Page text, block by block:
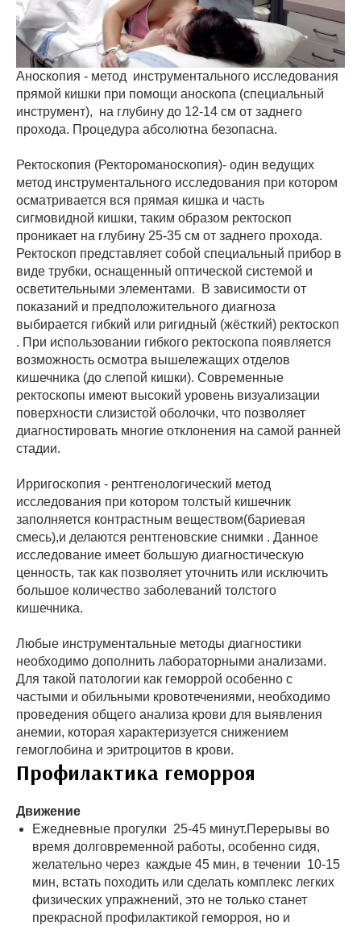
Аноскопия - метод инструментального исследования
прямой кишки при помощи аноскопа (специальный
инструмент), на глубину до 12-14 см от заднего
прохода. Процедура абсолютна безопасна.
Ректоскопия (Ректороманоскопия)- один ведущих
метод инструментального исследования при котором
осматривается вся прямая кишка и часть
сигмовидной кишки, таким образом ректоскоп
проникает на глубину 25-35 см от заднего прохода.
Ректоскоп представляет собой специальный прибор в
виде трубки, оснащенный оптической системой и
осветительными элементами. В зависимости от
показаний и предположительного диагноза
выбирается гибкий или ригидный (жёсткий) ректоскоп
. При использовании гибкого ректоскопа появляется
возможность осмотра вышележащих отделов
кишечника (до слепой кишки). Современные
ректоскопы имеют высокий уровень визуализации
поверхности слизистой оболочки, что позволяет
диагностировать многие отклонения на самой ранней
стадии.
Ирригоскопия - рентгенологический метод
исследования при котором толстый кишечник
заполняется контрастным веществом(бариевая
смесь),и делаются рентгеновские снимки . Данное
исследование имеет большую диагностическую
ценность, так как позволяет уточнить или исключить
большое количество заболеваний толстого
кишечника.
Любые инструментальные методы диагностики
необходимо дополнить лабораторными анализами.
Для такой патологии как геморрой особенно с
частыми и обильными кровотечениями, необходимо
проведения общего анализа крови для выявления
анемии, которая характеризуется снижением
гемоглобина и эритроцитов в крови.
Профилактика геморроя
Движение
Ежедневные прогулки 25-45 минут.Перерывы во
время долговременной работы, особенно сидя,
желательно через каждые 45 мин, в течении 10-15
мин, встать походить или сделать комплекс легких
физических упражнений, это не только станет
прекрасной профилактикой геморроя, но и